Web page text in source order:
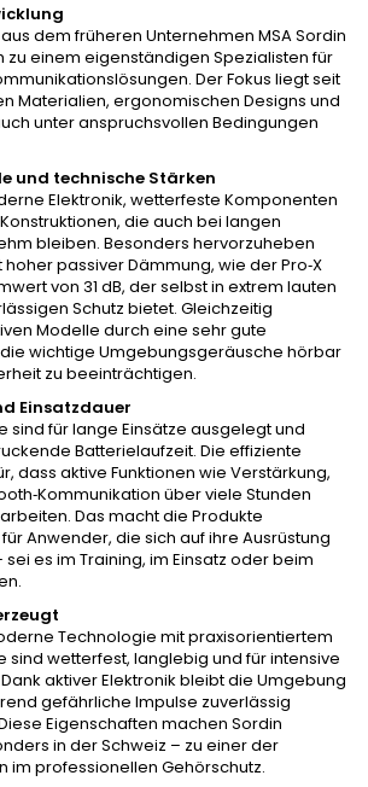
dem früheren Unternehmen MSA Sordin
zu einem eigenständigen Spezialisten für
Der Fokus liegt seit
Materialien, ergonomischen Designs und
unter anspruchsvollen Bedingungen
und technische Stärken
Elektronik, wetterfeste Komponenten
die auch bei langen
bleiben. Besonders hervorzuheben
passiver Dämmung, wie der Pro‑X
von 31 dB, der selbst in extrem lauten
Schutz bietet. Gleichzeitig
Modelle durch eine sehr gute
wichtige Umgebungsgeräusche hörbar
zu beeinträchtigen.
Einsatzdauer
sind für lange Einsätze ausgelegt und
Batterielaufzeit. Die effiziente
dass aktive Funktionen wie Verstärkung,
über viele Stunden
Das macht die Produkte
Anwender, die sich auf ihre Ausrüstung
es im Training, im Einsatz oder beim
Technologie mit praxisorientiertem
sind wetterfest, langlebig und für intensive
aktiver Elektronik bleibt die Umgebung
gefährliche Impulse zuverlässig
Eigenschaften machen Sordin
in der Schweiz – zu einer der
im professionellen Gehörschutz.